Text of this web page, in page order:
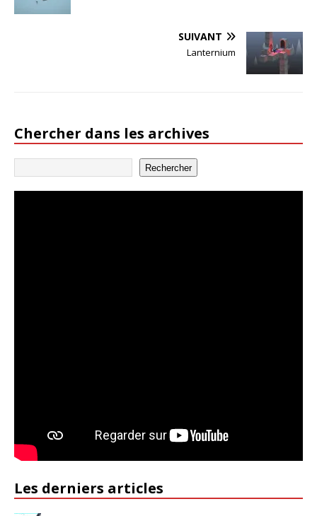
SUIVANT
Lanternium
Chercher dans les archives
Rechercher
Les derniers articles